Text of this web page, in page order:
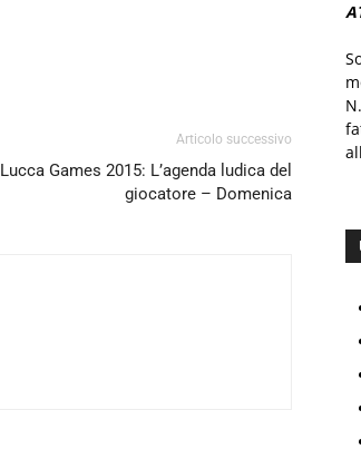
Articolo successivo
Lucca Games 2015: L’agenda ludica del
giocatore – Domenica